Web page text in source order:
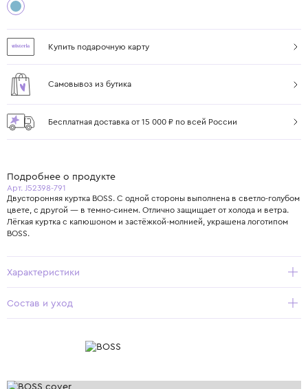
Купить подарочную карту
Самовывоз из бутика
Бесплатная доставка от 15 000 ₽ по всей России
Подробнее о продукте
Арт. J52398-791
Двусторонняя куртка BOSS. С одной стороны выполнена в светло-голубом
цвете, с другой — в темно-синем. Отлично защищает от холода и ветра.
Лёгкая куртка с капюшоном и застёжкой-молнией, украшена логотипом
BOSS.
Характеристики
Состав и уход